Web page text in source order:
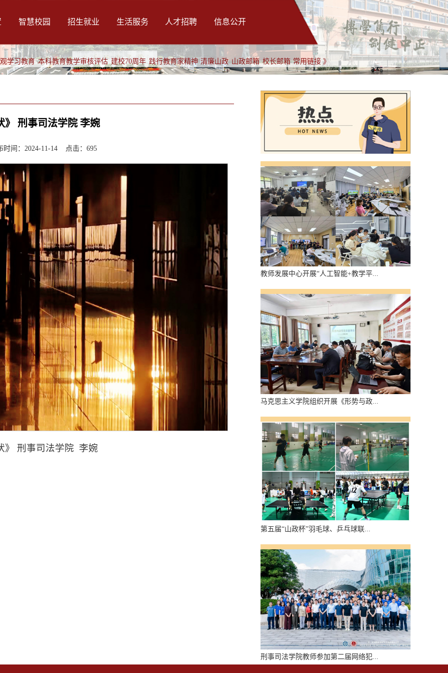
智慧校园 招生就业 生活服务 人才招聘 信息公开
学习教育 本科教育教学审核评估 建校70周年 践行教育家精神 清廉山政 山政邮箱 校长邮箱 常用链接 》
》 刑事司法学院 李婉
间：2024-11-14 点击： 695
》 刑事司法学院 李婉
教师发展中心开展“人工智能+教学平...
马克思主义学院组织开展《形势与政...
第五届“山政杯”羽毛球、乒乓球联...
刑事司法学院教师参加第二届网络犯...